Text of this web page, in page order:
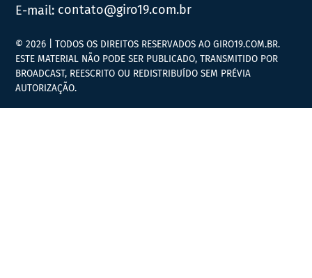
E-mail: contato@giro19.com.br
© 2026 | TODOS OS DIREITOS RESERVADOS AO GIRO19.COM.BR.
ESTE MATERIAL NÃO PODE SER PUBLICADO, TRANSMITIDO POR
BROADCAST, REESCRITO OU REDISTRIBUÍDO SEM PRÉVIA
AUTORIZAÇÃO.